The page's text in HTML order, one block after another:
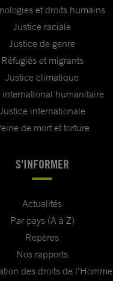
et droits humains
Justice raciale
Justice de genre
Réfugiés et migrants
Justice climatique
international humanitaire
Justice internationale
de mort et torture
S'INFORMER
Actualités
Par pays (A à Z)
Repères
Nos rapports
des droits de l'Homme